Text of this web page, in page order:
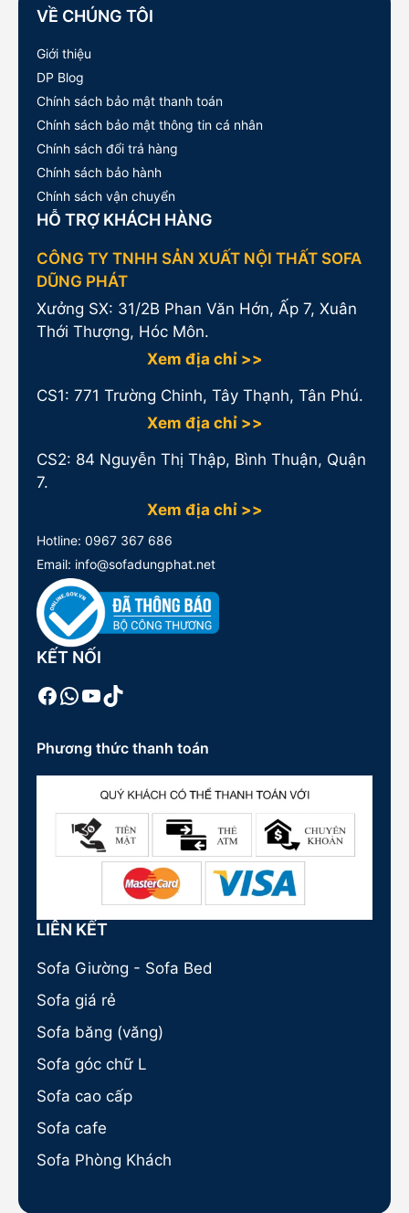
VỀ CHÚNG TÔI
Giới thiệu
DP Blog
Chính sách bảo mật thanh toán
Chính sách bảo mật thông tin cá nhân
Chính sách đổi trả hàng
Chính sách bảo hành
Chính sách vận chuyển
HỖ TRỢ KHÁCH HÀNG
CÔNG TY TNHH SẢN XUẤT NỘI THẤT SOFA
DŨNG PHÁT
Xưởng SX: 31/2B Phan Văn Hớn, Ấp 7, Xuân
Thới Thượng, Hóc Môn.
Xem địa chỉ >>
CS1: 771 Trường Chinh, Tây Thạnh, Tân Phú.
Xem địa chỉ >>
CS2: 84 Nguyễn Thị Thập, Bình Thuận, Quận
7.
Xem địa chỉ >>
Hotline: 0967 367 686
Email: info@sofadungphat.net
KẾT NỐI
Facebook
WhatsApp
Youtube
TikTok
Phương thức thanh toán
LIÊN KẾT
Sofa Giường - Sofa Bed
Sofa giá rẻ
Sofa băng (văng)
Sofa góc chữ L
Sofa cao cấp
Sofa cafe
Sofa Phòng Khách